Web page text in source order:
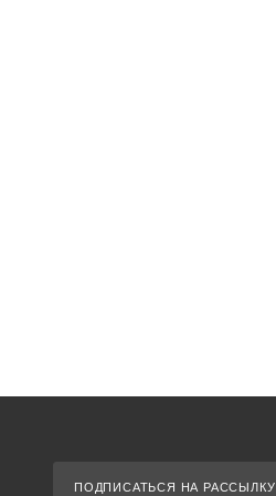
ПОДПИСАТЬСЯ НА РАССЫЛКУ